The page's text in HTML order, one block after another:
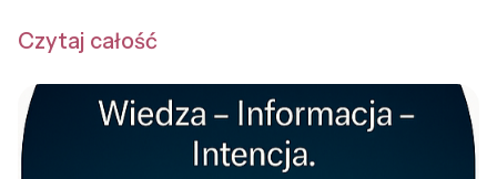
Czytaj całość